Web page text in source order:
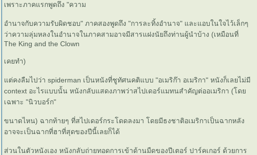
เพราะภาคแรกพูดถึง "ความ
อำนาจกับความรับผิดชอบ" ภาคสองพูดถึง "การละทิ้งอำนาจ" และแอบในใจไว้เล็กๆ
ว่าความลุ่มหลงในอำนาจในภาคสามอาจมีสารแฝงนัยถึงท่านผู้นำบ้าง (เหมือนที่
The King and the Clown
เคยทำ)
ต่คงลืมไปว่า spiderman เป็นหนังที่ชูทัศนคติแบบ "อเมริก๊า อเมริกา" หนังก็เลยไม่มี
context อะไรแบบนั้น หนังกลับแสดงภาพว่าสไปเดอร์แมทนสำคัญต่ออเมริกา (โด
เฉพาะ "นิวบอร์ก"
ขนาดไหน) ฉากท้ายๆ ที่สไปเดอร์กระโดดลงมา โดยมีธงชาติอเมริกาเป็นฉากหลัง
อาจจะเป็นฉากที่ฮาที่สุดของปีนี้เลยก็ได้
ส่วนในตัวหนังเอง หนังกลับถ่ายทอดการเข้าด้านมืดของปีเตอร์ ปาร์คเกอร์ ด้วยการ